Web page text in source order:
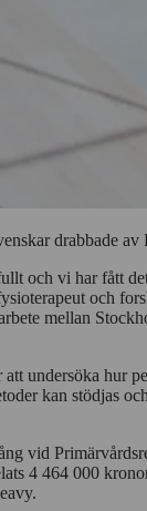
drabbade av
och vi har fått
och
mellan
undersöka hur
kan stödjas
vid
4 464 000